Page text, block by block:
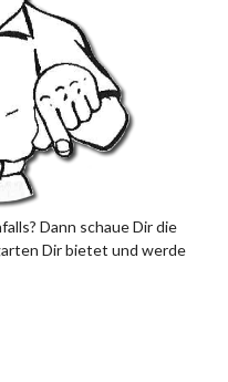
Dann schaue Dir die
Dir bietet und werde